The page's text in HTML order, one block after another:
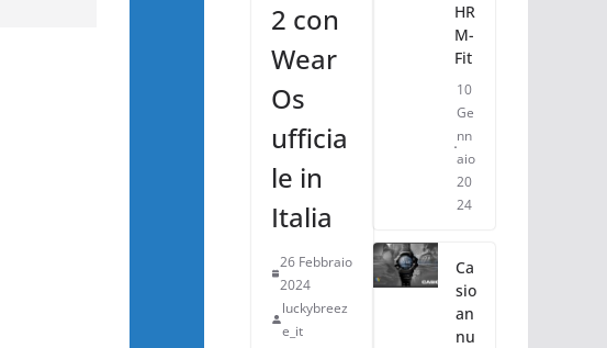
2 con
Wear
Os
ufficia
le in
Italia
26 Febbraio
2024
luckybreez
e_it
HR
M-
Fit
10
Ge
nn
aio
20
24
Ca
sio
an
nu